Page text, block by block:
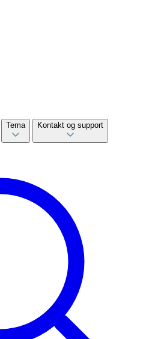
Tema Kontakt og support